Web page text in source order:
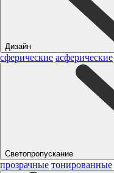
Дизайн
сферические асферические
Светопропускание
прозрачные тонированные